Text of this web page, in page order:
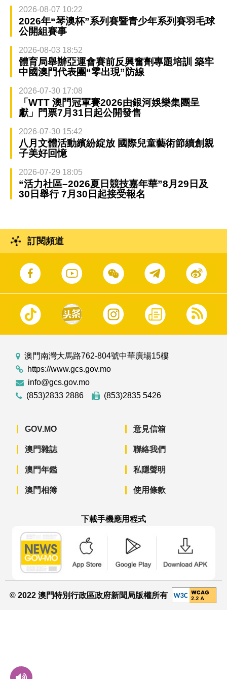
2026-08-07 10:22
2026年“琴澳杯”系列賽暨青少年系列賽羽毛球
公開組賽事
2026-08-03 18:52
體育局舉辦亞運會賽前反興奮劑專題培訓 築牢
中國澳門代表團“零出現”防線
2026-07-30 17:08
「WTT 澳門冠軍賽2026由銀河娛樂集團呈
獻」門票7月31日起公開發售
2026-07-30 15:42
八月文體活動繽紛綻放 國際兒童藝術節續創親
子美好回憶
2026-07-29 18:05
“活力社區–2026夏日競技嘉年華”8月29日及
30日舉行 7月30日起接受報名
訂閱頻道
澳門南灣大馬路762-804號中華廣場15樓
https://www.gcs.gov.mo
info@gcs.gov.mo
(853)2833 2886
(853)2835 5426
GOV.MO
澳門雜誌
澳門年鑑
澳門相簿
意見信箱
聯絡我們
私隱聲明
使用條款
下載手機應用程式
© 2022 澳門特別行政區政府新聞局版權所有